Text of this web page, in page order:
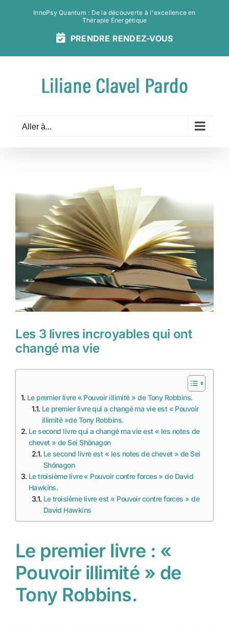
InnoPsy Quantum : De la découverte à l'excellence en
Thérapie Énergétique
PRENDRE
VOUS
Aller à...
l'image
agrandie
Les 3 livres incroyables qui ont
changé ma vie
Le premier livre « Pouvoir illimité » de Tony Robbins.
Le premier livre qui a changé ma vie est « Pouvoir
illimité »de Tony Robbins.
Le second livre qui a changé ma vie est « les notes de
chevet » de Sei Shōnagon
Le second livre est « les notes de chevet » de Sei
Shōnagon
Le troisième livre « Pouvoir contre forces » de David
Hawkins.
Le troisième livre est « Pouvoir contre forces » de
David Hawkins
Le premier livre : «
Pouvoir illimité » de
Tony Robbins.